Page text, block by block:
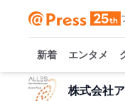
新着 エンタメ
株式会社